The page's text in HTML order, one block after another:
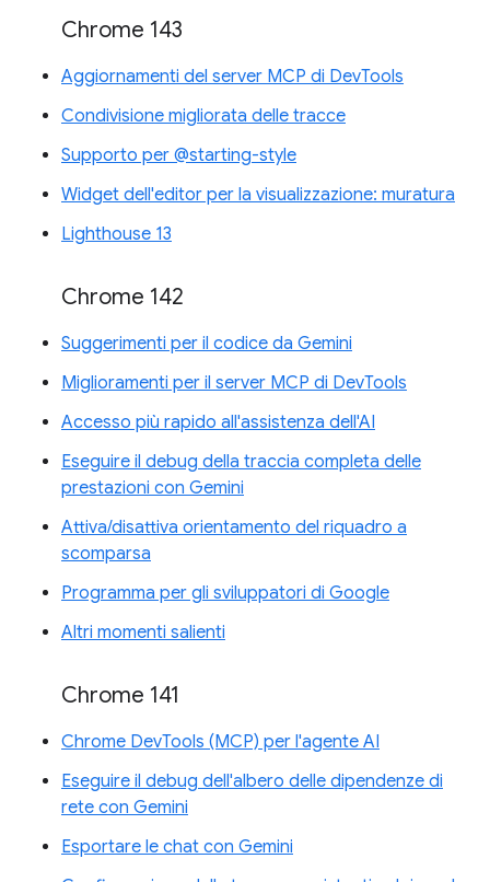
Chrome 143
Aggiornamenti del server MCP di DevTools
Condivisione migliorata delle tracce
Supporto per @starting-style
Widget dell'editor per la visualizzazione: muratura
Lighthouse 13
Chrome 142
Suggerimenti per il codice da Gemini
Miglioramenti per il server MCP di DevTools
Accesso più rapido all'assistenza dell'AI
Eseguire il debug della traccia completa delle
prestazioni con Gemini
Attiva/disattiva orientamento del riquadro a
scomparsa
Programma per gli sviluppatori di Google
Altri momenti salienti
Chrome 141
Chrome DevTools (MCP) per l'agente AI
Eseguire il debug dell'albero delle dipendenze di
rete con Gemini
Esportare le chat con Gemini